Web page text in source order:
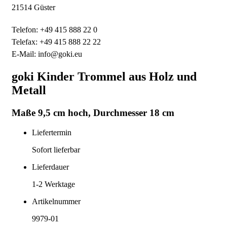
21514 Güster
Telefon: +49 415 888 22 0
Telefax: +49 415 888 22 22
E-Mail: info@goki.eu
goki Kinder Trommel aus Holz und
Metall
Maße 9,5 cm hoch, Durchmesser 18 cm
Liefertermin
Sofort lieferbar
Lieferdauer
1-2 Werktage
Artikelnummer
9979-01